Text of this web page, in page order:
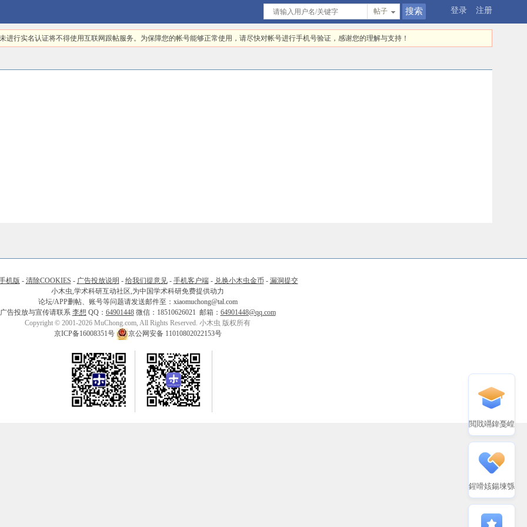
登录 注册
帖子
进行实名认证将不得使用互联网跟帖服务。为保障您的帐号能够正常使用，请尽快对帐号进行手机号验证，感谢您的理解与支持！
机版 - 清除COOKIES - 广告投放说明 - 给我们提意见- 手机客户端- 兑换小木虫金币 - 漏洞提交
小木虫,学术科研互动社区,为中国学术科研免费提供动力
论坛/APP删帖、账号等问题请发送邮件至：xiaomuchong@tal.com
广告投放与宣传请联系 李想 QQ： 64901448微信：18510626021 邮箱： 64901448@qq.com
Copyright © 2001-2026 MuChong.com, All Rights Reserved. 小木虫 版权所有
京ICP备16008351号
京公网安备 11010802022153号
閲戝竵鍏戞崲
鍟嗗姟鍚堜綔